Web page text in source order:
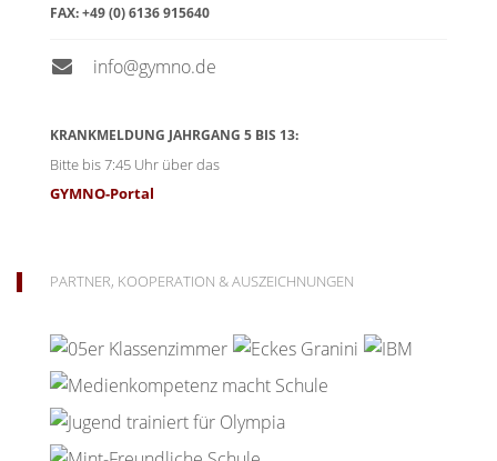
FAX:+49 (0) 6136 915640
info@gymno.de
KRANKMELDUNG JAHRGANG 5 BIS 13:
Bitte bis 7:45 Uhr über das
GYMNO-Portal
PARTNER, KOOPERATION & AUSZEICHNUNGEN